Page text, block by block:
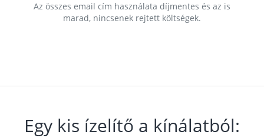
Az összes email cím használata díjmentes és az is
marad, nincsenek rejtett költségek.
Egy kis ízelítő a kínálatból: